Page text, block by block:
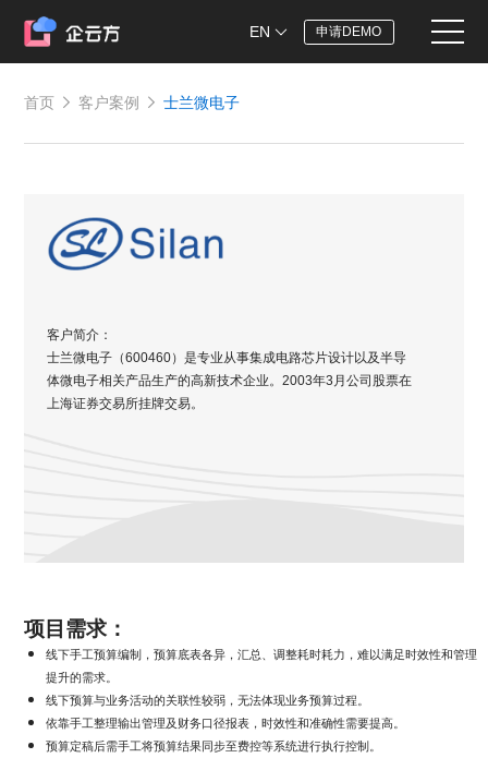
EN 申请DEMO
首页 客户案例 士兰微电子
客户简介：
士兰微电子（600460）是专业从事集成电路芯片设计以及半导
体微电子相关产品生产的高新技术企业。2003年3月公司股票在
上海证券交易所挂牌交易。
项目需求：
线下手工预算编制，预算底表各异，汇总、调整耗时耗力，难以满足时效性和管理
提升的需求。
线下预算与业务活动的关联性较弱，无法体现业务预算过程。
依靠手工整理输出管理及财务口径报表，时效性和准确性需要提高。
预算定稿后需手工将预算结果同步至费控等系统进行执行控制。